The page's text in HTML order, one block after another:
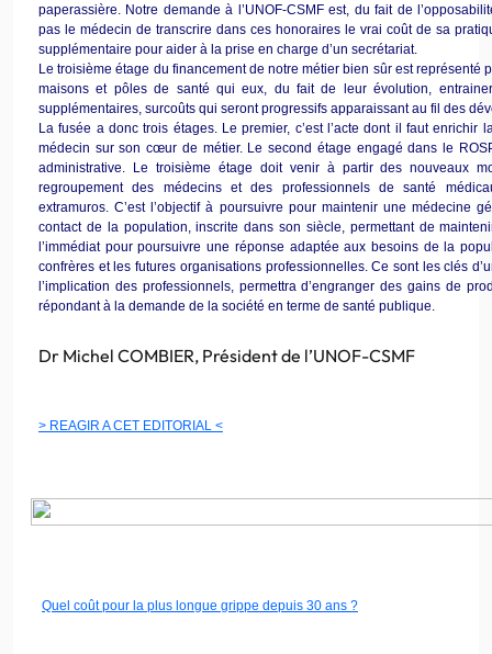
paperassière. Notre demande à l’UNOF-CSMFest, du fait de
pas le médecin de transcrire dans ces honoraires le vrai coût de sa
supplémentaire pour aider à la prise en charge d’un secrétariat.
Le troisième étage du financement de notre métier bien sûr est représenté
maisons et pôles de santé qui eux, du fait de leur évolution,
supplémentaires, surcoûts qui seront progressifs apparaissant au fil des
La fusée a donc trois étages. Le premier, c’est l’acte dont il faut enrichir
médecin sur soncœur de métier. Le second étage engagé dans le
administrative. Le troisième étage doit venir à partir des nouveaux
regroupement des médecins et des professionnels de santé
extramuros . C’est l’objectif à poursuivre pour maintenir une médecine
contact de la population, inscrite dans son siècle, permettant de
l’immédiat pour poursuivre une réponse adaptée aux besoins de la
confrères et les futures organisations professionnelles. Ce sont les clés
l’implication des professionnels, permettra d’engranger des gains de
répondant à la demande de la société en terme de santé publique.
Dr Michel COMBIER, Président de l’UNOF-CSMF
> REAGIR A CET EDITORIAL <
Quel coût pour la plus longue grippe depuis 30 ans ?